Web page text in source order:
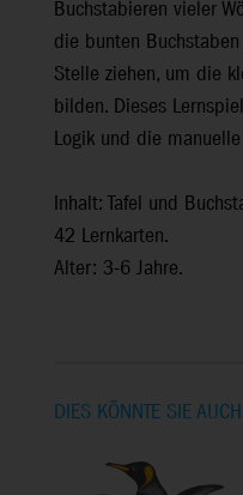
Buchstabieren vieler
die bunten
Stelle ziehen, um die
bilden. Dieses
Logik und die
Inhalt: Tafel und
42 Lernkarten.
Alter: 3-6 Jahre.
DIES KÖNNTE SIE